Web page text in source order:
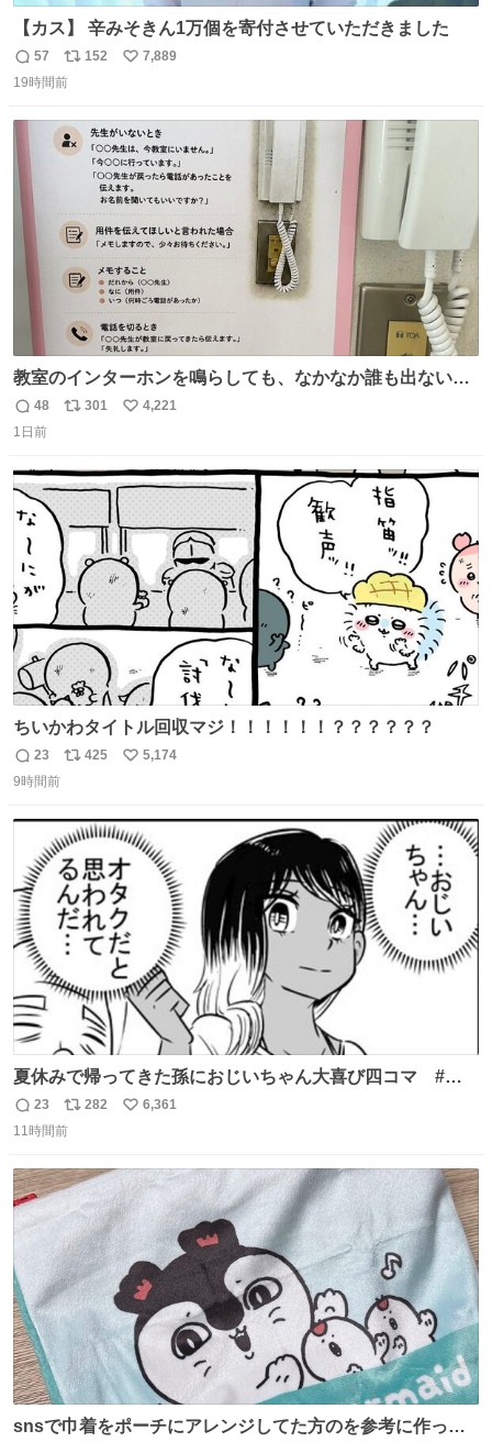
【カス】 辛みそきん1万個を寄付させていただきました
返
信
57
リ
ポ
ト
数
152
い
数
7,889
19時間前
教室のインターホンを鳴らしても、なかなか誰も出ないこ
とがあります…。 もしかすると「電話の出方」に困ってい
るのかもしれません。 そこで「何を話せばいいか」が見え
す。 インターホンの応対も大切なコミュニケーションの学
びです。
返
信
48
リ
ト
301
い
数
4,221
1日前
ちいかわタイトル回収マジ！！！！！！？？？？？？
返
信
23
リ
ト
数
425
い
数
5,174
9時間前
夏休みで帰ってきた孫におじいちゃん大喜び四コマ #四
コマ漫画 #Web漫画 #漫画が読めるハッシュタグ
返
信
23
リ
ポ
ト
数
282
い
数
6,361
11時間前
snsで巾着をポーチにアレンジしてた方のを参考に作って